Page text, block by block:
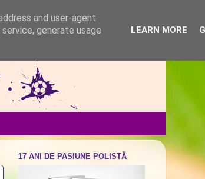
17 ANI DE PASIUNE POLISTĂ
and user-agent
generate usage
LEARN MORE